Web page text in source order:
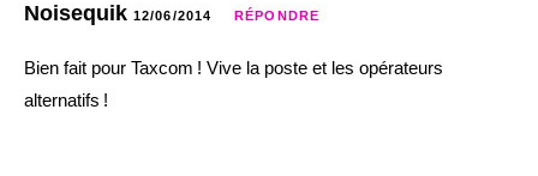
Noisequik 12/06/2014 RÉPONDRE
Bien fait pour Taxcom ! Vive la poste et les opérateurs
alternatifs !